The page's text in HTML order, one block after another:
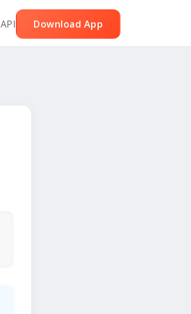
API Download App